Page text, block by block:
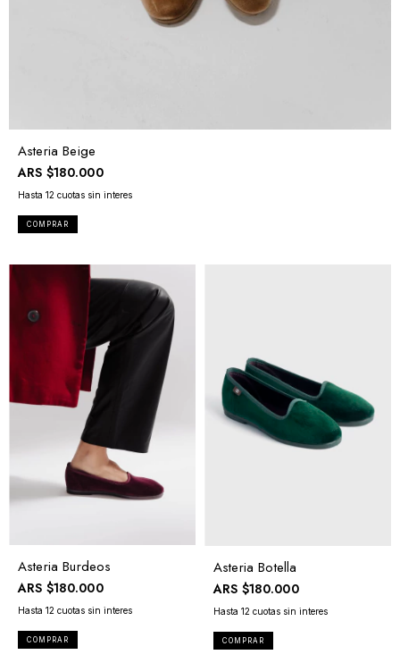
Asteria Beige
ARS $180.000
COMPRAR
Asteria Burdeos
ARS $180.000
COMPRAR
Asteria Botella
ARS $180.000
COMPRAR